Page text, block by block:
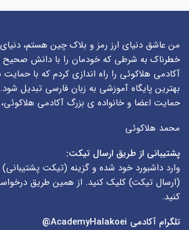
من عاشق دنیای ارز رمز و بلاک چین هستم،
خطرناک به شرطی که خودمان را با دانش صحیح و
آکادمی هلاکوئی را راه اندازی کردم که با
بهترین پایگاه آموزشی به زبان فارسی تبدیل شود.
حمایت اعضا و خانواده ی بزرگ آکادمی
محمد هلاکوئی
پشتیبانی از طریق ارسال تیکت:
وارد داشبورد خود شده و گزینه (تیکت پشتیبانی)
(ارسال تیکت) کلیک کنید. از همین طریق
کنید.
تلگرام آکادمی